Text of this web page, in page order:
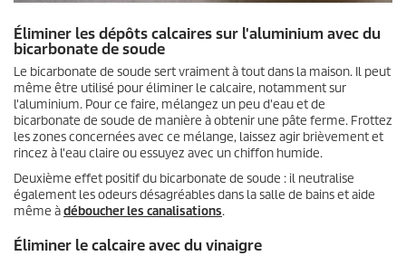
Éliminer les dépôts calcaires sur l'aluminium avec du
bicarbonate de soude
Le bicarbonate de soude sert vraiment à tout dans la maison. Il peut
même être utilisé pour éliminer le calcaire, notamment sur
l'aluminium. Pour ce faire, mélangez un peu d'eau et de
bicarbonate de soude de manière à obtenir une pâte ferme. Frottez
les zones concernées avec ce mélange, laissez agir brièvement et
rincez à l'eau claire ou essuyez avec un chiffon humide.
Deuxième effet positif du bicarbonate de soude : il neutralise
également les odeurs désagréables dans la salle de bains et aide
même àdéboucher les canalisations.
Éliminer le calcaire avec du vinaigre